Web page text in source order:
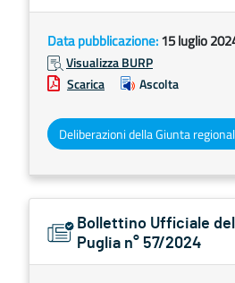
Data pubblicazione:15 luglio
Visualizza BURP
Scarica
Ascolta
Deliberazioni della Giunta
Bollettino Ufficiale
Puglia n° 57/2024